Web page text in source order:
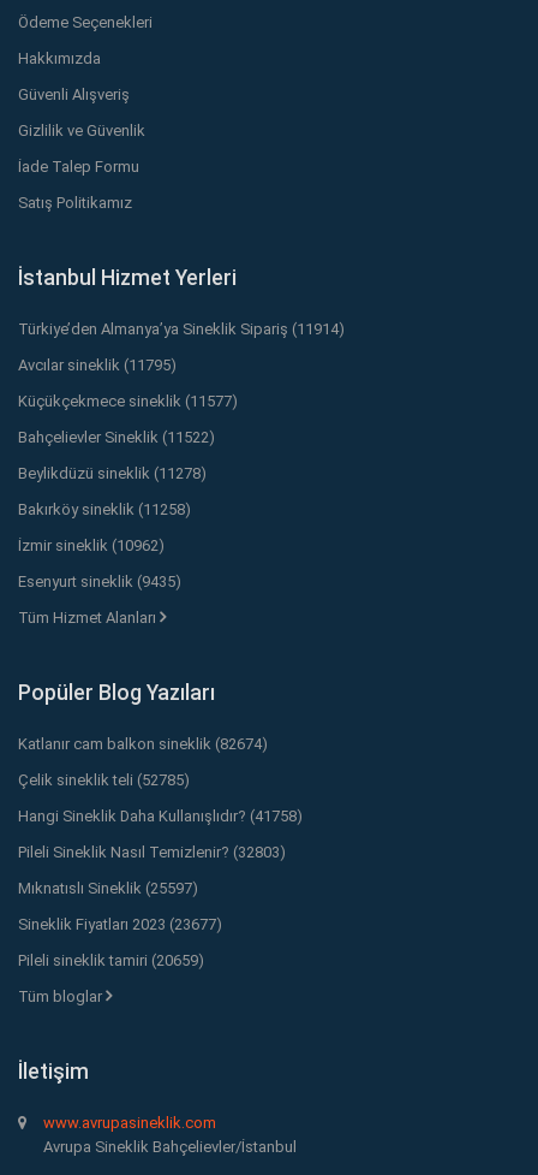
Ödeme Seçenekleri
Hakkımızda
Güvenli Alışveriş
Gizlilik ve Güvenlik
İade Talep Formu
Satış Politikamız
İstanbul Hizmet Yerleri
Türkiye’den Almanya’ya Sineklik Sipariş (11914)
Avcılar sineklik (11795)
Küçükçekmece sineklik (11577)
Bahçelievler Sineklik (11522)
Beylikdüzü sineklik (11278)
Bakırköy sineklik (11258)
İzmir sineklik (10962)
Esenyurt sineklik (9435)
Tüm Hizmet Alanları
Popüler Blog Yazıları
Katlanır cam balkon sineklik (82674)
Çelik sineklik teli (52785)
Hangi Sineklik Daha Kullanışlıdır? (41758)
Pileli Sineklik Nasıl Temizlenir? (32803)
Mıknatıslı Sineklik (25597)
Sineklik Fiyatları 2023 (23677)
Pileli sineklik tamiri (20659)
Tüm bloglar
İletişim
www.avrupasineklik.com
Avrupa Sineklik Bahçelievler/İstanbul